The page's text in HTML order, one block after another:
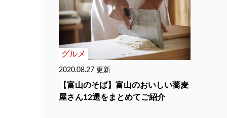
グルメ
2020.08.27 更新
【富山のそば】富山のおいしい蕎麦
屋さん12選をまとめてご紹介